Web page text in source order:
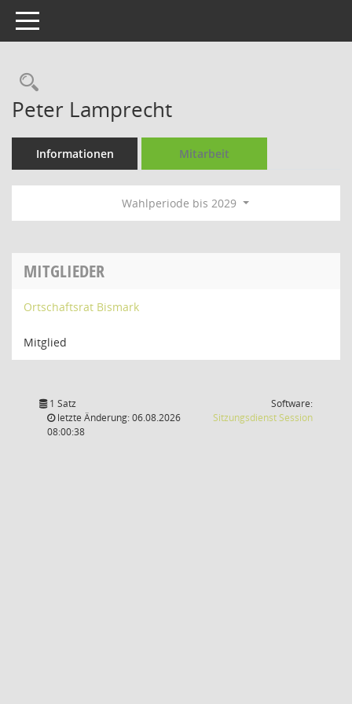
Toggle navigation
Rechercheauswahl
Peter Lamprecht
Informationen Mitarbeit
Wahlperiode bis 2029
MITGLIEDER
Ortschaftsrat Bismark
Mitglied
1 Satz
letzte Änderung: 06.08.2026
08:00:38
Software:
SitzungsdienstSession(Wird in